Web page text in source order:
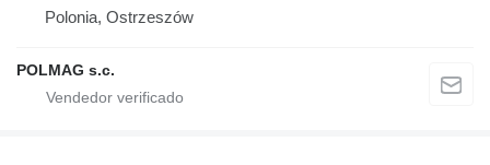
Polonia, Ostrzeszów
POLMAG s.c.